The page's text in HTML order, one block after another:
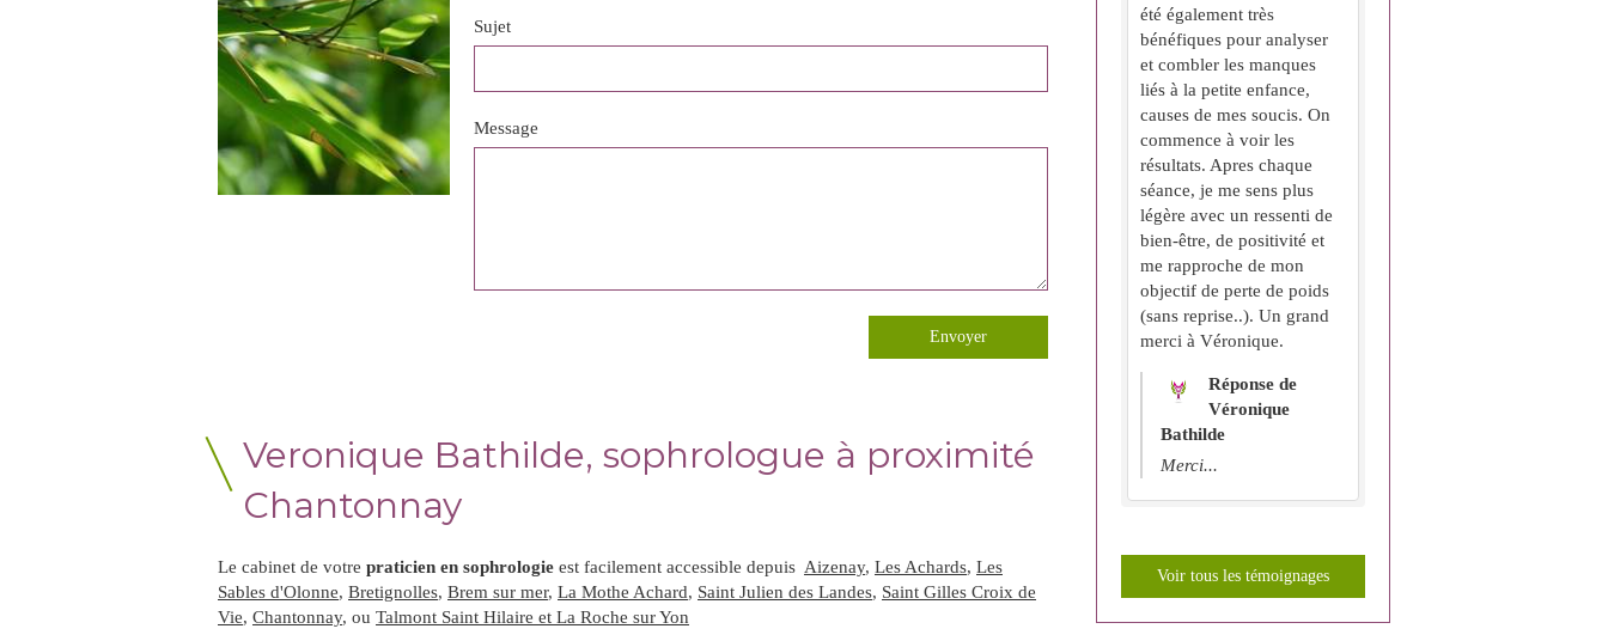
Sujet
Message
Envoyer
Veronique Bathilde, sophrologue à proximité
Chantonnay
Le cabinet de votre praticien en sophrologie est facilement accessible depuis Aizenay, Les Achards, Les
Sables d'Olonne, Bretignolles, Brem sur mer, La Mothe Achard, Saint Julien des Landes, Saint Gilles Croix de
Vie, Chantonnay, ou Talmont Saint Hilaire et La Roche sur Yon
été également très
bénéfiques pour analyser
et combler les manques
liés à la petite enfance,
causes de mes soucis. On
commence à voir les
résultats. Apres chaque
séance, je me sens plus
légère avec un ressenti de
bien-être, de positivité et
me rapproche de mon
objectif de perte de poids
(sans reprise..). Un grand
merci à Véronique.
Réponse de
Véronique
Bathilde
Merci...
Voir tous les témoignages